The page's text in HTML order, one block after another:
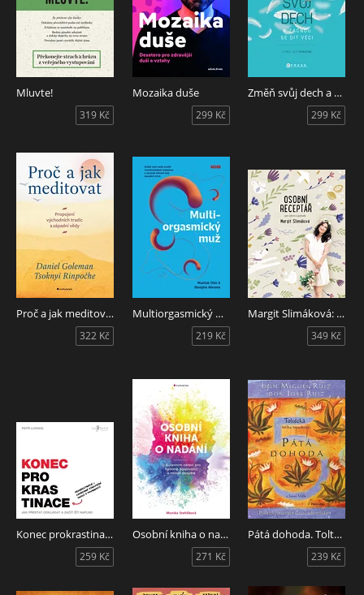
Mluvte!
319 Kč
Mozaika duše
299 Kč
Změň svůj dech a začnou se dít věci
299 Kč
Proč a jak meditovat
322 Kč
Multiorgasmický muž
219 Kč
Margit Slimáková: Osobní receptář pro zdraví a pohodu
349 Kč
Konec prokrastinace
259 Kč
Osobní kniha o nadání
271 Kč
Pátá dohoda. Toltécká kniha moudrosti
239 Kč